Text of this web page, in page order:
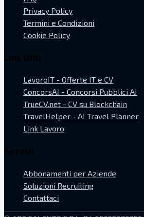
Privacy Policy
Termini e Condizioni
Cookie Policy
LavoroIT - Offerte IT e CV
ConcorsAI - Concorsi Pubblici AI
TrueCV.net - CV su Blockchain
TravelHelper - AI Travel Planner
Link Lavoro
Abbonamenti per Aziende
Soluzioni Recruiting
Contattaci